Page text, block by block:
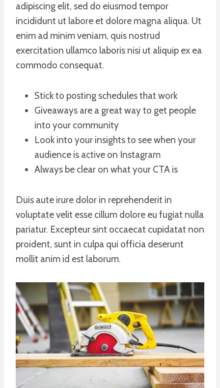
adipiscing elit, sed do eiusmod tempor
incididunt ut labore et dolore magna aliqua. Ut
enim ad minim veniam, quis nostrud
exercitation ullamco laboris nisi ut aliquip ex ea
commodo consequat.
Stick to posting schedules that work
Giveaways are a great way to get people
into your community
Look into your insights to see when your
audience is active on Instagram
Always be clear on what your CTA is
Duis aute irure dolor in reprehenderit in
voluptate velit esse cillum dolore eu fugiat nulla
pariatur. Excepteur sint occaecat cupidatat non
proident, sunt in culpa qui officia deserunt
mollit anim id est laborum.